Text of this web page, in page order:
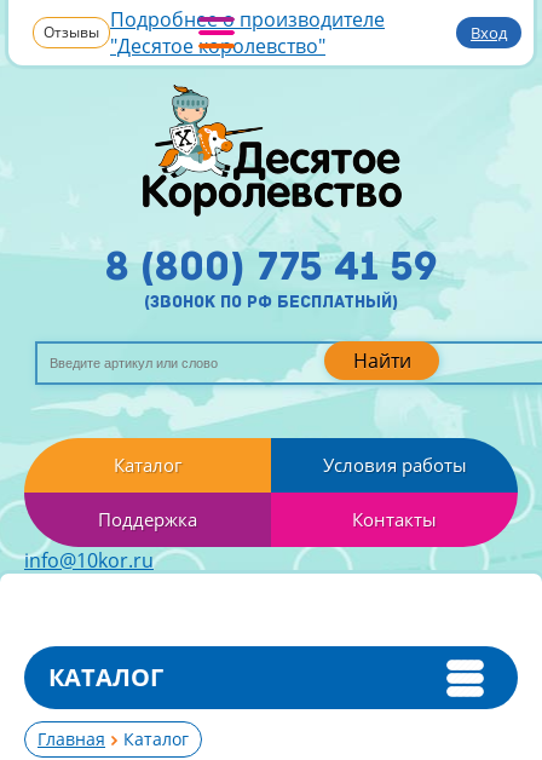
Отзывы Подробнее о производителе
"Десятое королевство"
Вход
Найти
8 (800) 775 41 59
(звонок по рф бесплатный)
Каталог Условия работы
Поддержка Контакты
info@10kor.ru
КАТАЛОГ
Главная Каталог